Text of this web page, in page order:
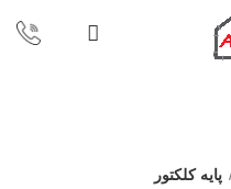
پایه کلکتور